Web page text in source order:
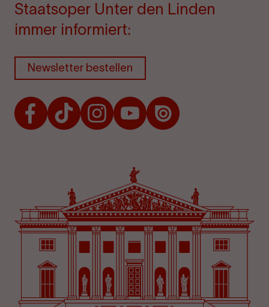
Staatsoper Unter den Linden
immer informiert:
Newsletter bestellen
FacebookTikTokInstagramYoutubeIssuu